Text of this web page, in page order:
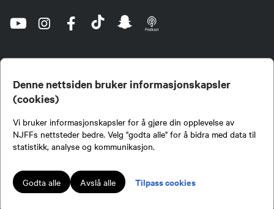
Denne nettsiden bruker informasjonskapsler
(cookies)
Vi bruker informasjonskapsler for å gjøre din opplevelse av
NJFFs nettsteder bedre. Velg "godta alle" for å bidra med data til
statistikk, analyse og kommunikasjon.
Godta alle Avslå alle Tilpass cookies
jegere og sportsfiskere og et av de viktigste miljøene for formidling av kunnskap om jakt og
fiske i Norge. Vi er en partipolitisk nøytral organisasjon, men har et sterkt jakt-, fiske-, og
naturpolitisk engasjement i mange saker.
Lokalforeninger tilsluttet Norges Jeger- og Fiskerforbund har ansvar for innhold de
publiserer på njff.no.